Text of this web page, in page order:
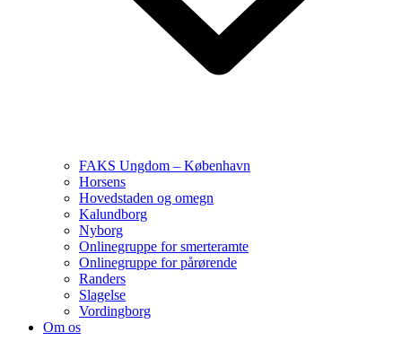
FAKS Ungdom – København
Horsens
Hovedstaden og omegn
Kalundborg
Nyborg
Onlinegruppe for smerteramte
Onlinegruppe for pårørende
Randers
Slagelse
Vordingborg
Om os